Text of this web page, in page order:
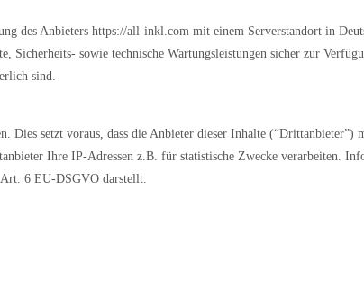
des Anbieters https://all-inkl.com mit einem Serverstandort in
Sicherheits- sowie technische Wartungsleistungen sicher zur
sind.
setzt voraus, dass die Anbieter dieser Inhalte (“Drittanbieter”)
Ihre IP-Adressen z.B. für statistische Zwecke verarbeiten.
6 EU-DSGVO darstellt.